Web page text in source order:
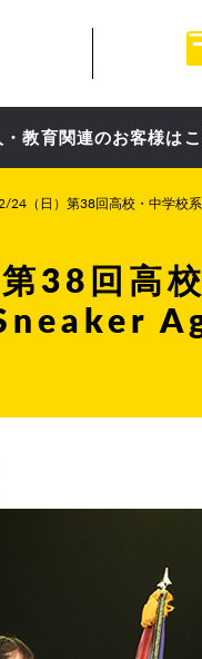
・教育関連のお客様は
24（日）第38回高校・中学校
38回高